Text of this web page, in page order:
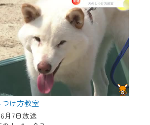
つけ方教室
月7日放送